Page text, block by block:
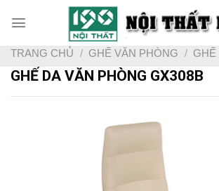
TRANG CHỦ / GHẾ VĂN PHÒNG / GHẾ
GHẾ DA VĂN PHÒNG GX308B